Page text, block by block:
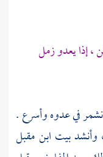
إذا يعدو زمل
في عدوه وأسرع .
وأنشد بيت ابن مقبل